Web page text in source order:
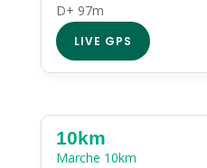
D+ 97m
LIVE GPS
10km
Marche 10km